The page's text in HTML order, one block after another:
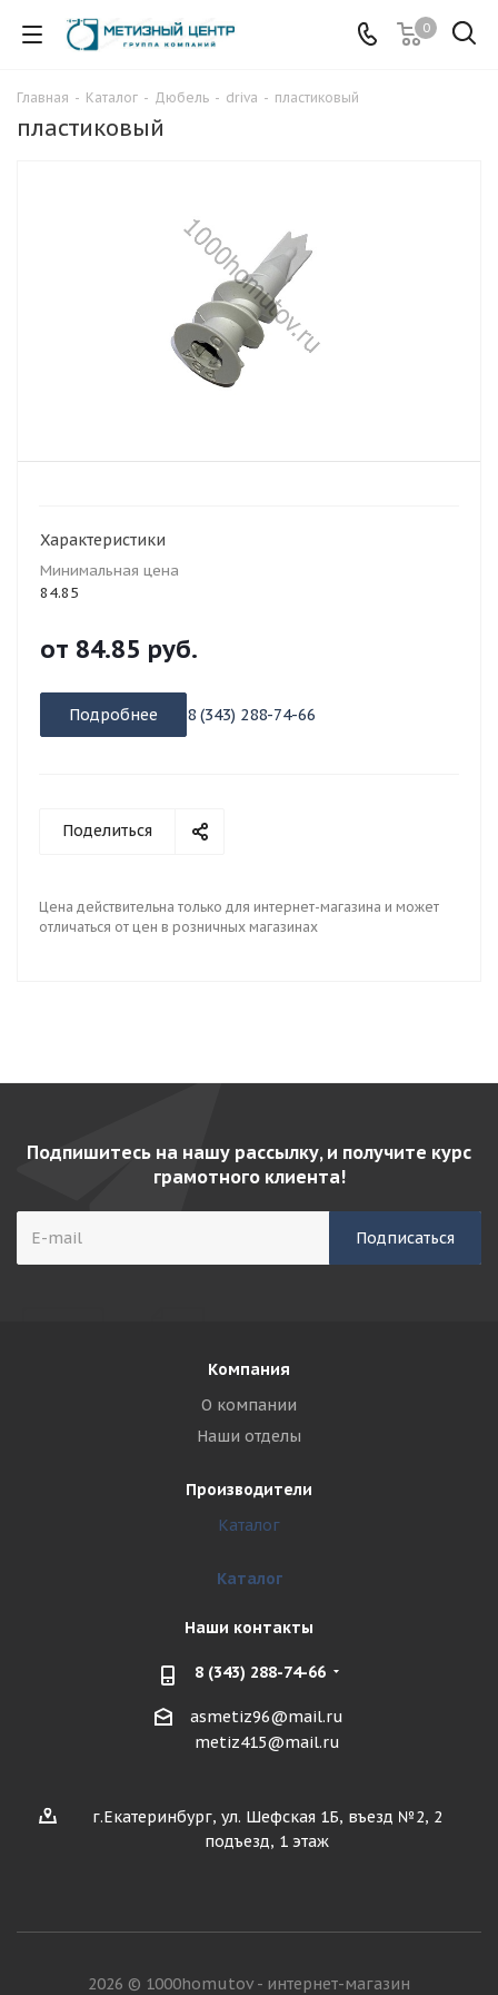
0
Главная - Каталог - Дюбель - driva - пластиковый
пластиковый
Характеристики
Минимальная цена
84.85
от 84.85 руб.
Подробнее 8 (343) 288-74-66
Поделиться
Цена действительна только для интернет-магазина и может
отличаться от цен в розничных магазинах
Подпишитесь на нашу рассылку, и получите курс
грамотного клиента!
Компания
О компании
Наши отделы
Производители
Каталог
Каталог
Наши контакты
8 (343) 288-74-66
asmetiz96@mail.ru
metiz415@mail.ru
г.Екатеринбург, ул. Шефская 1Б, въезд №2, 2
подъезд, 1 этаж
2026 © 1000homutov - интернет-магазин